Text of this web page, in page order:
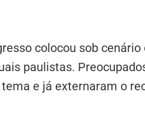
colocou sob cenário
paulistas.
e já externaram o